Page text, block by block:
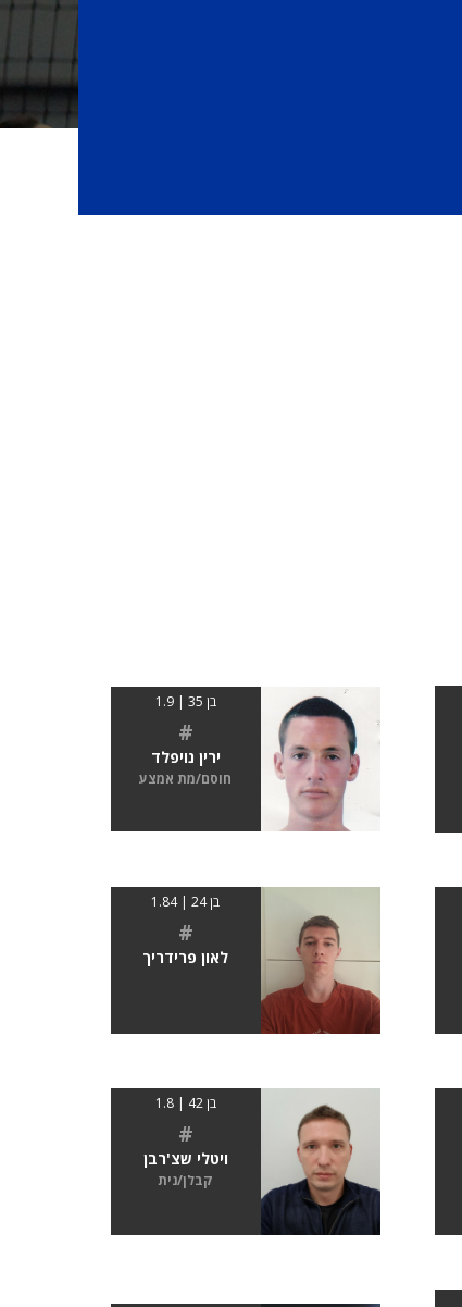
בן 35 | 1.9
#
ירין נויפלד
חוסם/מת אמצע
בן 24 | 1.84
#
לאון פרידריך
בן 42 | 1.8
#
ויטלי שצ'רבן
קבלן/נית